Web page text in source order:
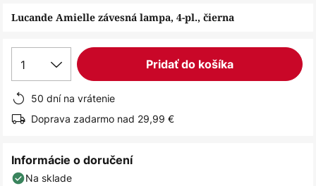
Lucande Amielle závesná lampa, 4-pl., čierna
1 Pridať do košíka
50 dní na vrátenie
Doprava zadarmo nad 29,99 €
Informácie o doručení
Na sklade